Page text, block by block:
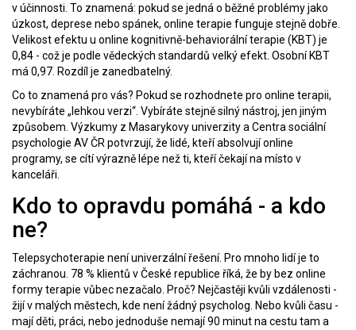
v účinnosti. To znamená: pokud se jedná o běžné problémy jako
úzkost, deprese nebo spánek, online terapie funguje stejně dobře.
Velikost efektu u online kognitivně-behaviorální terapie (KBT) je
0,84 - což je podle vědeckých standardů velký efekt. Osobní KBT
má 0,97. Rozdíl je zanedbatelný.
Co to znamená pro vás? Pokud se rozhodnete pro online terapii,
nevybíráte „lehkou verzi“. Vybíráte stejně silný nástroj, jen jiným
způsobem. Výzkumy z Masarykovy univerzity a Centra sociální
psychologie AV ČR potvrzují, že lidé, kteří absolvují online
programy, se cítí výrazně lépe než ti, kteří čekají na místo v
kanceláři.
Kdo to opravdu pomáhá - a kdo
ne?
Telepsychoterapie není univerzální řešení. Pro mnoho lidí je to
záchranou. 78 % klientů v České republice říká, že by bez online
formy terapie vůbec nezačalo. Proč? Nejčastěji kvůli vzdálenosti -
žijí v malých městech, kde není žádný psycholog. Nebo kvůli času -
mají děti, práci, nebo jednoduše nemají 90 minut na cestu tam a